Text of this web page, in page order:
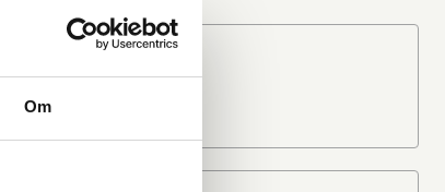
Om
På lager i